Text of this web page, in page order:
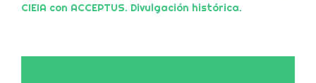
CIEIA con ACCEPTUS. Divulgación histórica.